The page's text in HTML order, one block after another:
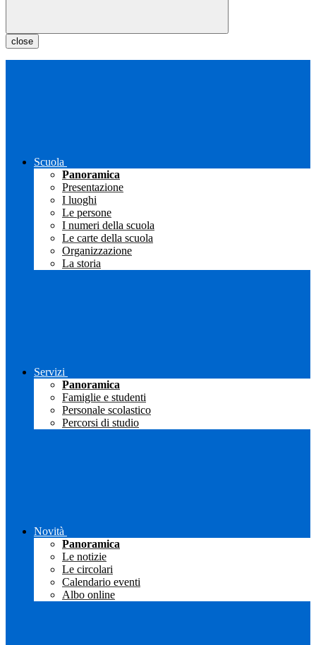
close
Scuola
Panoramica
Presentazione
I luoghi
Le persone
I numeri della scuola
Le carte della scuola
Organizzazione
La storia
Servizi
Panoramica
Famiglie e studenti
Personale scolastico
Percorsi di studio
Novità
Panoramica
Le notizie
Le circolari
Calendario eventi
Albo online